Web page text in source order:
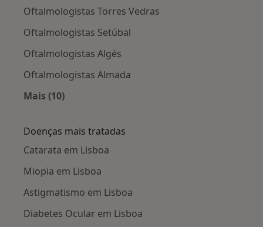
Oftalmologistas Torres Vedras
Oftalmologistas Setúbal
Oftalmologistas Algés
Oftalmologistas Almada
Mais (10)
Doenças mais tratadas
Catarata em Lisboa
Miopia em Lisboa
Astigmatismo em Lisboa
Diabetes Ocular em Lisboa